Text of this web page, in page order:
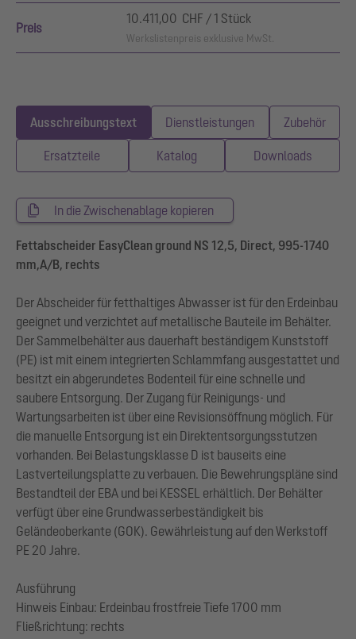
Preis
10.411,00 CHF / 1 Stück
Werkslistenpreis exklusive MwSt.
Ausschreibungstext Dienstleistungen Zubehör
Ersatzteile Katalog Downloads
In die Zwischenablage kopieren
Fettabscheider EasyClean ground NS 12,5, Direct, 995-1740
mm,A/B, rechts
Der Abscheider für fetthaltiges Abwasser ist für den Erdeinbau
geeignet und verzichtet auf metallische Bauteile im Behälter.
Der Sammelbehälter aus dauerhaft beständigem Kunststoff
(PE) ist mit einem integrierten Schlammfang ausgestattet und
besitzt ein abgerundetes Bodenteil für eine schnelle und
saubere Entsorgung. Der Zugang für Reinigungs- und
Wartungsarbeiten ist über eine Revisionsöffnung möglich. Für
die manuelle Entsorgung ist ein Direktentsorgungsstutzen
vorhanden. Bei Belastungsklasse D ist bauseits eine
Lastverteilungsplatte zu verbauen. Die Bewehrungspläne sind
Bestandteil der EBA und bei KESSEL erhältlich. Der Behälter
verfügt über eine Grundwasserbeständigkeit bis
Geländeoberkante (GOK). Gewährleistung auf den Werkstoff
PE 20 Jahre.
Ausführung
Hinweis Einbau: Erdeinbau frostfreie Tiefe 1700 mm
Fließrichtung: rechts